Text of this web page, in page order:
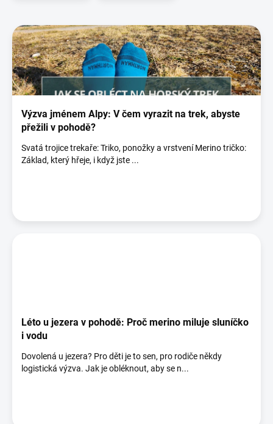
ý
p
i
s
č
l
Výzva jménem Alpy: V čem vyrazit na trek, abyste
přežili v pohodě?
Svatá trojice trekaře: Triko, ponožky a vrstvení Merino tričko:
Základ, který hřeje, i když jste ...
Léto u jezera v pohodě: Proč merino miluje sluníčko
i vodu
Dovolená u jezera? Pro děti je to sen, pro rodiče někdy
logistická výzva. Jak je obléknout, aby se n...